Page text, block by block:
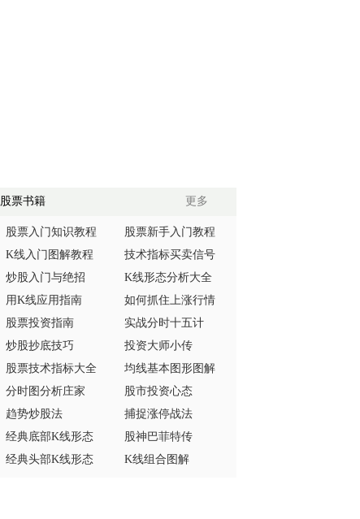
股票书籍 更多
股票入门知识教程
K线入门图解教程
炒股入门与绝招
用K线应用指南
股票投资指南
炒股抄底技巧
股票技术指标大全
分时图分析庄家
趋势炒股法
经典底部K线形态
经典头部K线形态
股票新手入门教程
技术指标买卖信号
K线形态分析大全
如何抓住上涨行情
实战分时十五计
投资大师小传
均线基本图形图解
股市投资心态
捕捉涨停战法
股神巴菲特传
K线组合图解